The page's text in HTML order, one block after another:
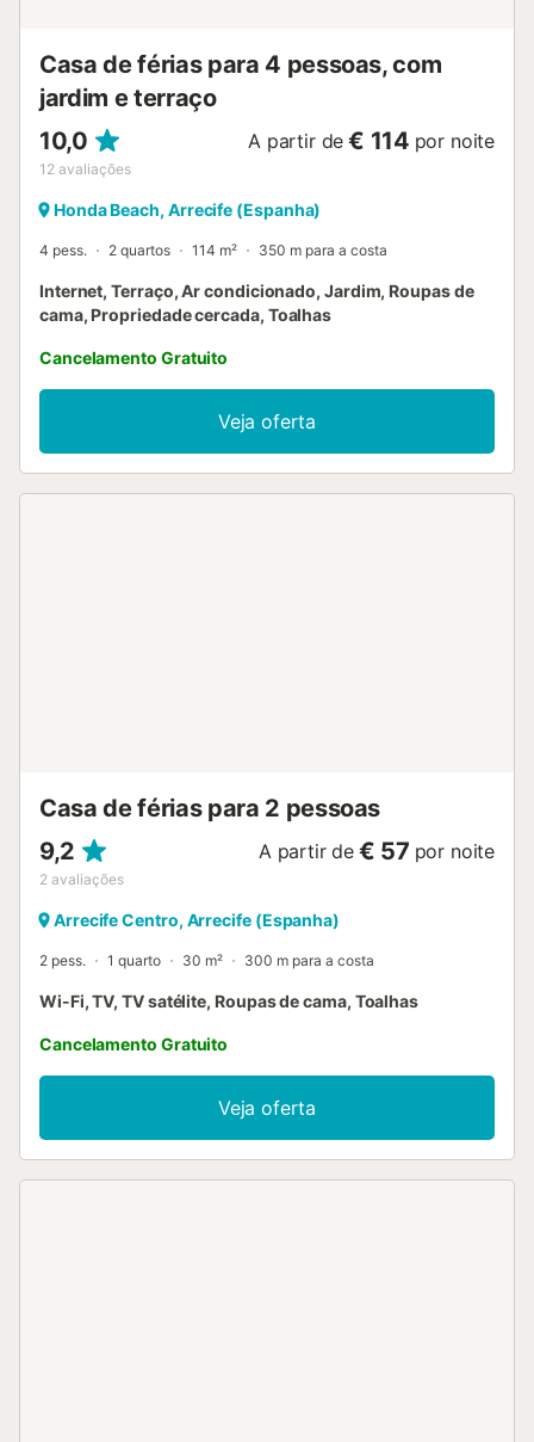
Casa de férias para 4 pessoas, com
jardim e terraço
10,0
12 avaliações
A partir de € 114 por noite
Honda Beach, Arrecife (Espanha)
4 pess. 2 quartos 114 m² 350 m para a costa
Internet, Terraço, Ar condicionado, Jardim, Roupas de
cama, Propriedade cercada, Toalhas
Cancelamento Gratuito
Veja oferta
Casa de férias para 2 pessoas
9,2
2 avaliações
A partir de € 57 por noite
Arrecife Centro, Arrecife (Espanha)
2 pess. 1 quarto 30 m² 300 m para a costa
Wi-Fi, TV, TV satélite, Roupas de cama, Toalhas
Cancelamento Gratuito
Veja oferta